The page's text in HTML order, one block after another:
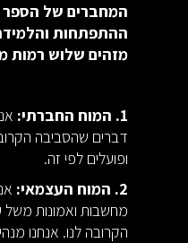
המחברים של הספר
ההתפתחות
מזהים שלוש רמות
1. המוח החברתי:
דברים שהסביבה
ופועלים לפי זה.
2. המוח העצמאי:
מחשבות ואמונות משל
הקרובה לנו. אנחנו